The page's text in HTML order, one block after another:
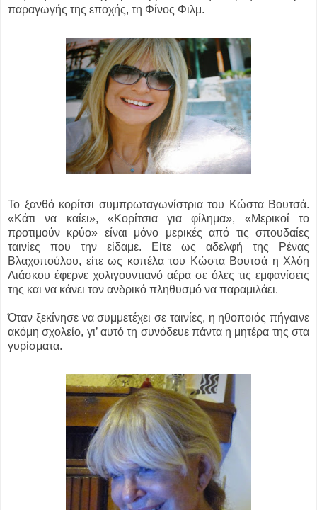
παραγωγής της εποχής, τη Φίνος Φιλμ.
Το ξανθό κορίτσι συμπρωταγωνίστρια του Κώστα Βουτσά.
«Κάτι να καίει», «Κορίτσια για φίλημα», «Μερικοί το
προτιμούν κρύο» είναι μόνο μερικές από τις σπουδαίες
ταινίες που την είδαμε. Είτε ως αδελφή της Ρένας
Βλαχοπούλου, είτε ως κοπέλα του Κώστα Βουτσά η Χλόη
Λιάσκου έφερνε χολιγουντιανό αέρα σε όλες τις εμφανίσεις
της και να κάνει τον ανδρικό πληθυσμό να παραμιλάει.
Όταν ξεκίνησε να συμμετέχει σε ταινίες, η ηθοποιός πήγαινε
ακόμη σχολείο, γι’ αυτό τη συνόδευε πάντα η μητέρα της στα
γυρίσματα.